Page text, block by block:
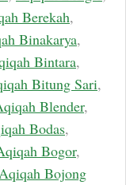
Berekah,
Binakarya,
Bintara,
Bitung Sari,
Blender,
Bodas,
Bogor,
Bojong